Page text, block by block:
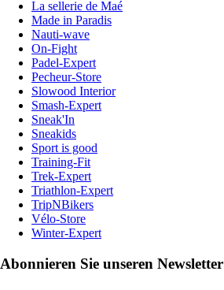
La sellerie de Maé
Made in Paradis
Nauti-wave
On-Fight
Padel-Expert
Pecheur-Store
Slowood Interior
Smash-Expert
Sneak'In
Sneakids
Sport is good
Training-Fit
Trek-Expert
Triathlon-Expert
TripNBikers
Vélo-Store
Winter-Expert
Abonnieren Sie unseren Newsletter